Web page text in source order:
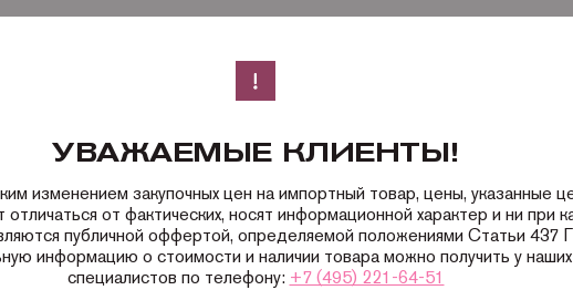
УВАЖАЕМЫЕ КЛИЕНТЫ!
изменением закупочных цен на импортный товар, цены, указанные
отличаться от фактических, носят информационной характер и ни при
публичной оффертой, определяемой положениями Статьи 437
информацию о стоимости и наличии товара можно получить у наших
специалистов по телефону: +7 (495) 221-64-51